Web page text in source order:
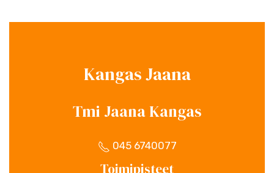
Kangas Jaana
Tmi Jaana Kangas
045 6740077
Toimipisteet